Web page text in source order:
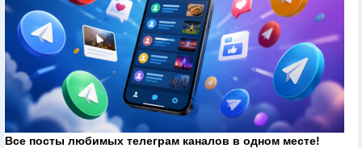
Все посты любимых телеграм каналов в одном месте!